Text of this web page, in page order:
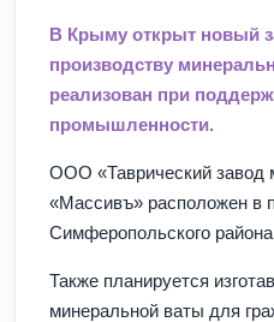
В Крыму открыт новый
производству
реализован при
промышленности.
ООО «Таврический завод
«Массивъ» расположен в
Симферопольского
Также планируется
минеральной ваты для